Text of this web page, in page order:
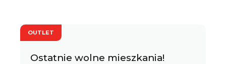
OUTLET
Ostatnie wolne mieszkania!